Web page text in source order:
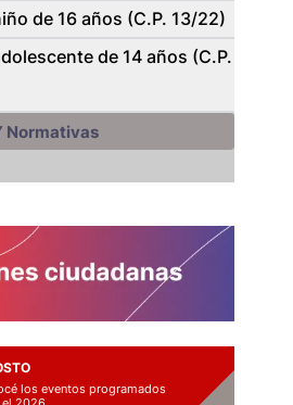
de 16 años (C.P. 13/22)
de 14 años (C.P.
Normativas
los eventos programados